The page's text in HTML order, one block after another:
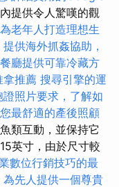
提供令人驚嘆的觀
老年人打造理想生
提供海外抓姦協助，
廳提供可靠冷藏方
拿推薦 搜尋引擎的運
證照片要求，了解如
最舒適的產後照顧
類互動，並保持它
英寸，由於尺寸較
數位行銷技巧的最
為先人提供一個尊貴